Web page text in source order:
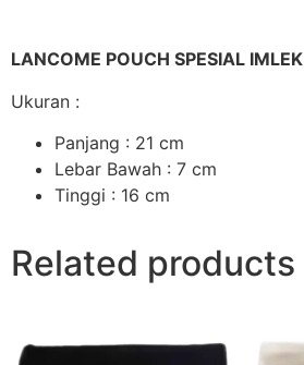
LANCOME POUCH SPESIAL IMLEK
Ukuran :
Panjang : 21 cm
Lebar Bawah : 7 cm
Tinggi : 16 cm
Related products